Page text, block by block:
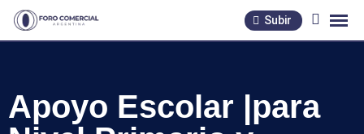
Skip
Subir
Apoyo Escolar |para